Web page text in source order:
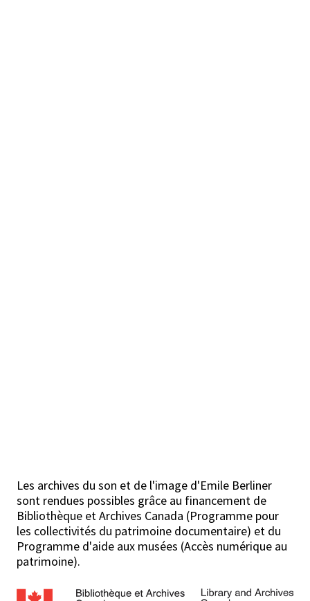
Les archives du son et de l'image d'Emile Berliner
sont rendues possibles grâce au financement de
Bibliothèque et Archives Canada (Programme pour
les collectivités du patrimoine documentaire) et du
Programme d'aide aux musées (Accès numérique au
patrimoine).